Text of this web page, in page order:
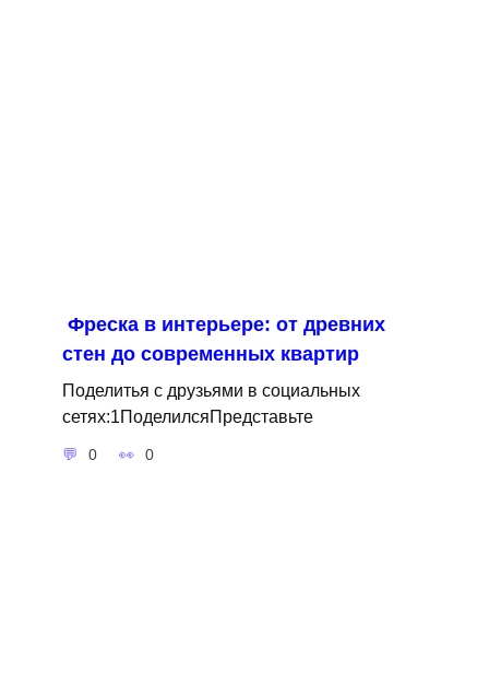
Фреска в интерьере: от древних
стен до современных квартир
Поделитья с друзьями в социальных
сетях:1ПоделилсяПредставьте
0 0